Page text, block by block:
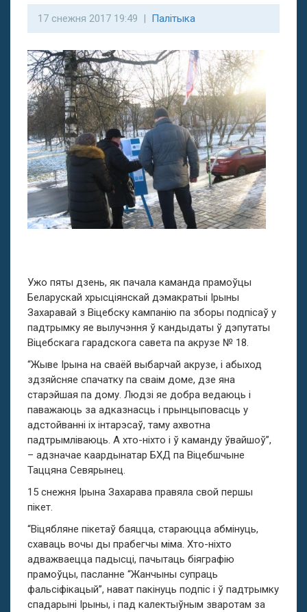
17 снежня 2017 19:49 | Палітыка
Ужо пяты дзень, як пачала каманда прамоўцы
Беларускай хрысціянскай дэмакратыі Ірыны
Захаравай з Віцебску кампанію па зборы подпісаў у
падтрымку яе вылучэння ў кандыдаты ў дэпутаты
Віцебскага гарадскога савета па акрузе № 18.
“Жыве Ірына на сваёй выбарчай акрузе, і абыход
здзяйсняе спачатку па сваім доме, дзе яна
старэйшая па дому. Людзі яе добра ведаюць і
паважаюць за адказнасць і прынцыповасць у
адстойванні іх інтарэсаў, таму ахвотна
падтрымліваюць. А хто-ніхто і ў каманду ўвайшоў”,
– адзначае каардынатар БХД па Віцебшчыне
Таццяна Севярынец.
15 снежня Ірына Захарава правяла свой першы
пікет.
“Віцябляне пікетаў баяцца, стараюцца абмінуць,
схаваць вочы ды прабегчы міма. Хто-ніхто
адважваецца падысці, пачытаць біяграфію
прамоўцы, пасланне “Жанчыны супраць
фальсіфікацый”, нават пакінуць подпіс і ў падтрымку
спадарыні Ірыны, і пад калектыўным зваротам за